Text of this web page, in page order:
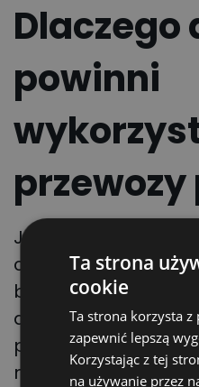
Dlaczego
powinni
Jednym z obszarów,
ciężarowe mogłyby
bardziej efektywnie,
detaliczny, w którym
posiada własne
należące do
Ta strona
cookie
Ta strona korzysta
zapewnić lepszą
Korzystając z tej
na używanie przez